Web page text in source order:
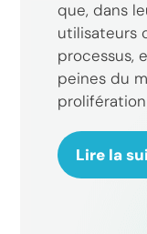
que, dans
utilisateurs
processus,
peines du
prolifération
Lire la